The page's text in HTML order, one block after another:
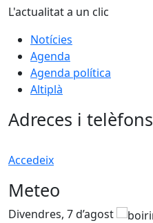
L'actualitat a un clic
Notícies
Agenda
Agenda política
Altiplà
Adreces i telèfons
Accedeix
Meteo
Divendres, 7 d’agost